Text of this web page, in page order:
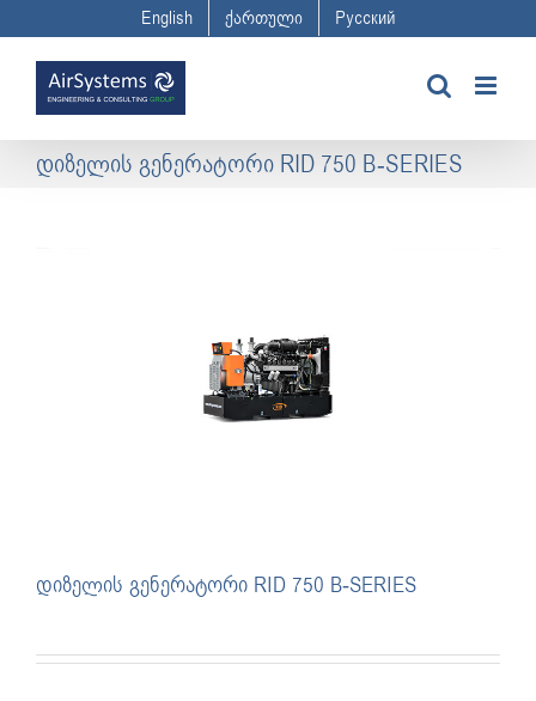
to
content
English ქართული Русский
დიზელის გენერატორი RID 750 B-SERIES
დიზელის გენერატორი RID 750 B-SERIES